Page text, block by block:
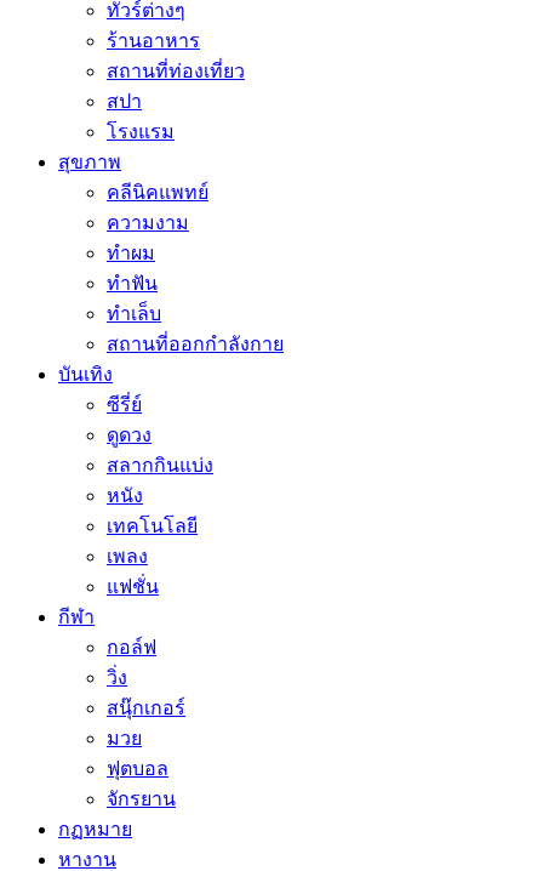
ทัวร์ต่างๆ
ร้านอาหาร
สถานที่ท่องเที่ยว
สปา
โรงแรม
สุขภาพ
คลีนิคแพทย์
ความงาม
ทำผม
ทำฟัน
ทำเล็บ
สถานที่ออกกำลังกาย
บันเทิง
ซีรี่ย์
ดูดวง
สลากกินแบ่ง
หนัง
เทคโนโลยี
เพลง
แฟชั่น
กีฬา
กอล์ฟ
วิ่ง
สนุ๊กเกอร์
มวย
ฟุตบอล
จักรยาน
กฏหมาย
หางาน